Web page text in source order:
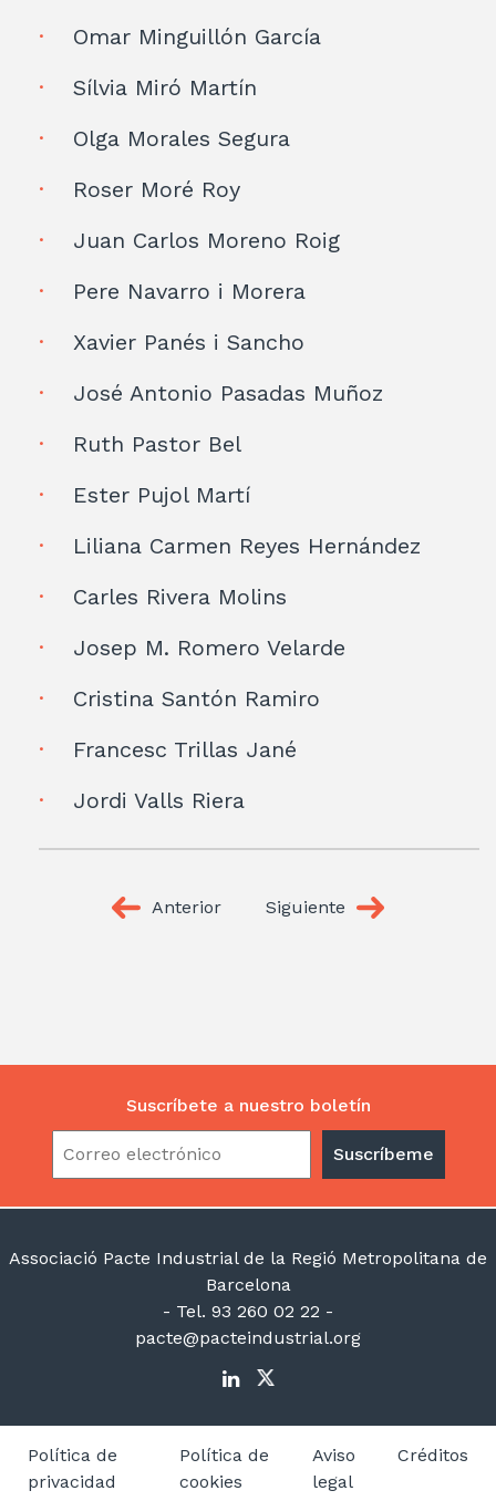
Omar Minguillón García
Sílvia Miró Martín
Olga Morales Segura
Roser Moré Roy
Juan Carlos Moreno Roig
Pere Navarro i Morera
Xavier Panés i Sancho
José Antonio Pasadas Muñoz
Ruth Pastor Bel
Ester Pujol Martí
Liliana Carmen Reyes Hernández
Carles Rivera Molins
Josep M. Romero Velarde
Cristina Santón Ramiro
Francesc Trillas Jané
Jordi Valls Riera
Anterior Siguiente
Suscríbete a nuestro boletín
Associació Pacte Industrial de la Regió Metropolitana de
Barcelona
- Tel. 93 260 02 22 -
pacte@pacteindustrial.org
Política de
privacidad
Política de
cookies
Aviso
legal
Créditos